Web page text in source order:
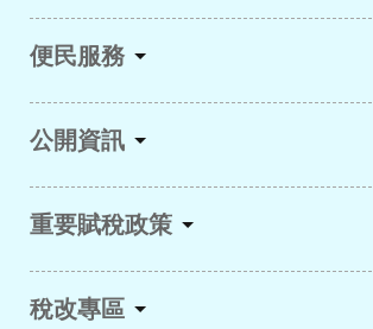
便民服務
公開資訊
重要賦稅政策
稅改專區